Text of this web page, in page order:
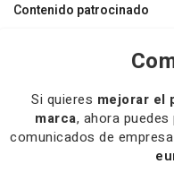
Contenido patrocinado
Si quieres mejorar el
marca, ahora
comunicados de